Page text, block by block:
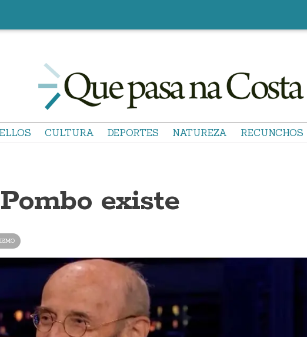
CULTURA DEPORTES NATUREZA RECUNCHOS
existe